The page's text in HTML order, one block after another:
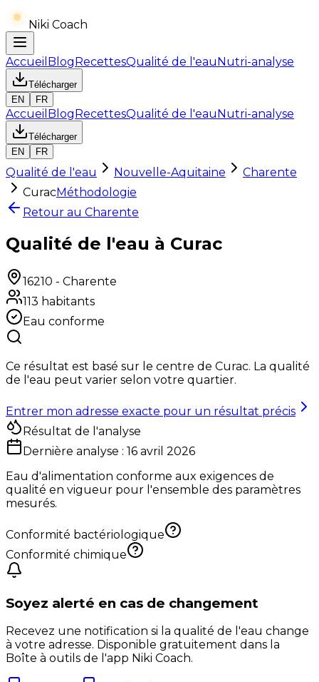
Niki Coach
Accueil BlogRecettesQualité de l'eauNutri-analyse
Télécharger
EN
FR
Accueil BlogRecettesQualité de l'eauNutri-analyse
Télécharger
EN
FR
Qualité de l'eau Nouvelle-Aquitaine
Charente
CuracMéthodologie
Retour au Charente
Qualité de l'eau à Curac
16210 - Charente
113 habitants
Eau conforme
Ce résultat est basé sur le centre de Curac. La qualité
de l'eau peut varier selon votre quartier.
Entrer mon adresse exacte pour un résultat précis
Résultat de l'analyse
Dernière analyse : 16 avril 2026
Eau d'alimentation conforme aux exigences de
qualité en vigueur pour l'ensemble des paramètres
mesurés.
Conformité bactériologique
Conformité chimique
Soyez alerté en cas de changement
Recevez une notification si la qualité de l'eau change
à votre adresse. Disponible gratuitement dans la
Boîte à outils de l'app Niki Coach.